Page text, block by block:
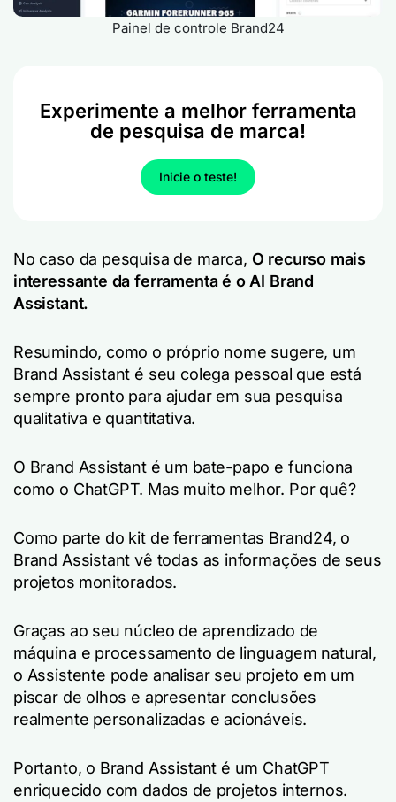
Painel de controle Brand24
Experimente a melhor ferramenta
de pesquisa de marca!
Inicie o teste!
No caso da pesquisa de marca, O recurso mais
interessante da ferramenta é o AI Brand
Assistant.
Resumindo, como o próprio nome sugere, um
Brand Assistant é seu colega pessoal que está
sempre pronto para ajudar em sua pesquisa
qualitativa e quantitativa.
O Brand Assistant é um bate-papo e funciona
como o ChatGPT. Mas muito melhor. Por quê?
Como parte do kit de ferramentas Brand24, o
Brand Assistant vê todas as informações de seus
projetos monitorados.
Graças ao seu núcleo de aprendizado de
máquina e processamento de linguagem natural,
o Assistente pode analisar seu projeto em um
piscar de olhos e apresentar conclusões
realmente personalizadas e acionáveis.
Portanto, o Brand Assistant é um ChatGPT
enriquecido com dados de projetos internos.